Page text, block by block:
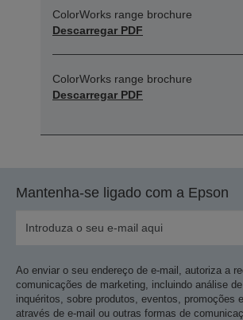
ColorWorks range brochure
Descarregar PDF
ColorWorks range brochure
Descarregar PDF
Mantenha-se ligado com a Epson
Ao enviar o seu endereço de e-mail, autoriza a
comunicações de marketing, incluindo análise
inquéritos, sobre produtos, eventos, promoções
através de e-mail ou outras formas de